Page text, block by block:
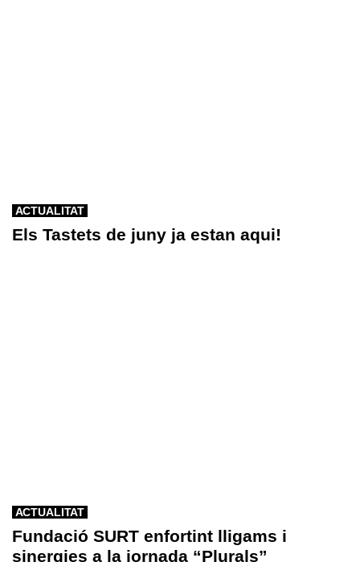
ACTUALITAT
Els Tastets de juny ja estan aqui!
ACTUALITAT
Fundació SURT enfortint lligams i
sinergies a la jornada “Plurals”